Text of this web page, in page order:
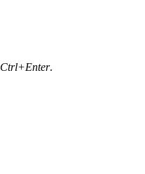
Ctrl+Enter.